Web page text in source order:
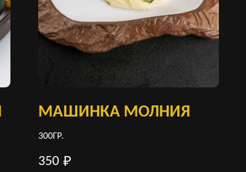
МАШИНКА МОЛНИЯ
300ГР.
350 ₽